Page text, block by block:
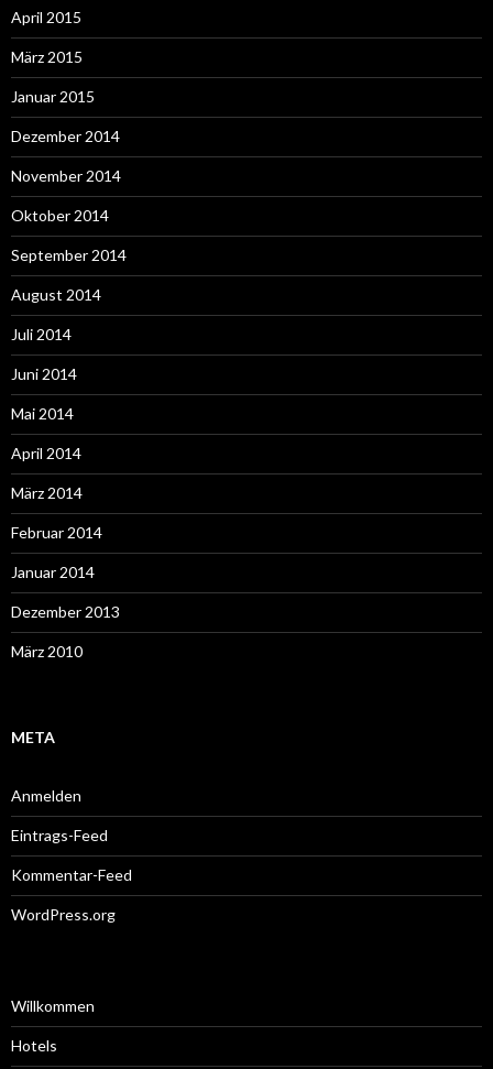
April 2015
März 2015
Januar 2015
Dezember 2014
November 2014
Oktober 2014
September 2014
August 2014
Juli 2014
Juni 2014
Mai 2014
April 2014
März 2014
Februar 2014
Januar 2014
Dezember 2013
März 2010
META
Anmelden
Eintrags-Feed
Kommentar-Feed
WordPress.org
Willkommen
Hotels